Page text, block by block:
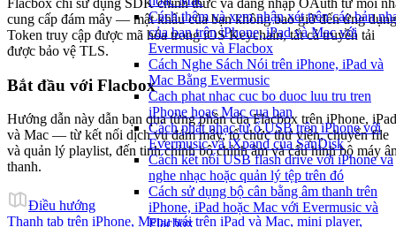
Cách thêm và xem nhận xét trên các bản
của bạn trên iPhone, iPad và Mac với
Evermusic và Flacbox
Cách Nghe Sách Nói trên iPhone, iPad và
Mac Bằng Evermusic
Cach phat nhac cuc bo duoc luu tru tren
iPhone hoac Mac cua ban
Cách phát nhạc từ ổ USB trên iPhone với
Evermusic và iXpand của SanDisk
Cách kết nối USB flash drive với iPhone và
nghe nhạc hoặc quản lý tệp trên đó
Cách sử dụng bộ cân bằng âm thanh trên
iPhone, iPad hoặc Mac với Evermusic và
Flacbox
Flacbox chỉ sử dụng SDK chính thức và đăng nhập OAuth từ mỗi
cung cấp đám mây — mật khẩu của bạn không bao giờ đến ứng
Token truy cập được mã hóa trong iOS Keychain, tất cả truyền tải
được bảo vệ TLS.
Bắt đầu với Flacbox
Hướng dẫn này dẫn bạn qua từng phần của Flacbox trên iPhone, iPad
và Mac — từ kết nối dịch vụ đám mây, tổ chức thư viện, chuyển file
và quản lý playlist, đến tinh chỉnh bộ chỉnh âm và cấu hình bộ máy
thanh.
Điều hướng
Thanh tab trên iPhone, Menu trái trên iPad và Mac, mini player,